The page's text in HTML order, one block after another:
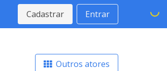
Cadastrar Entrar
Outros atores